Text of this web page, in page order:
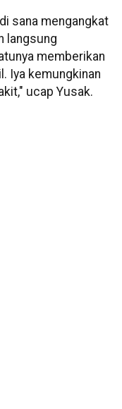
sana mengangkat
langsung
memberikan
Iya kemungkinan
ucap Yusak.